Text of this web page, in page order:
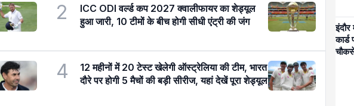
2
ICC ODI वर्ल्ड कप 2027 क्वालीफायर का शेड्यूल
हुआ जारी, 10 टीमों के बीच होगी सीधी एंट्री की जंग
4
12 महीनों में 20 टेस्ट खेलेगी ऑस्ट्रेलिया की टीम, भारत
दौरे पर होगी 5 मैचों की बड़ी सीरीज, यहां देखें पूरा शेड्यूल
इंदौर